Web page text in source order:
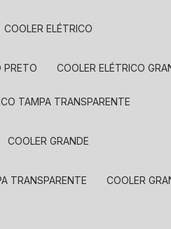
COOLER ELÉTRICO
PRETO COOLER ELÉTRICO
TAMPA TRANSPARENTE
COOLER GRANDE
TRANSPARENTE COOLER